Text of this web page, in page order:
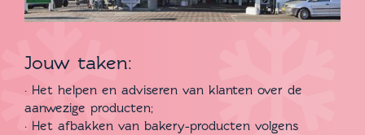
Jouw taken:
· Het helpen en adviseren van klanten over de
aanwezige producten;
· Het afbakken van bakery-producten volgens